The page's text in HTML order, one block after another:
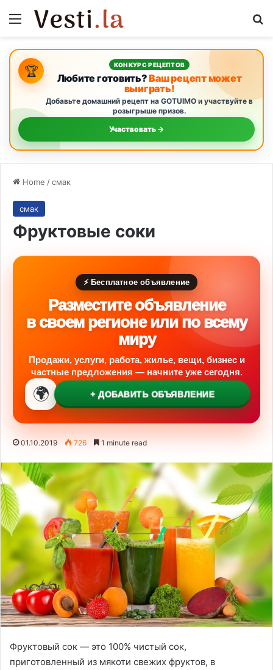
Menu
🏆 КОНКУРС РЕЦЕПТОВ
Любите готовить?Ваш рецепт может
выиграть!
Добавьте домашний рецепт на GOTUIMO и участвуйте в
розыгрыше призов.
Участвовать →
Home /смак
смак
Фруктовые соки
⚡ Бесплатное объявление
Разместите объявление
в своем регионе или по всему
миру
Продажи, услуги, работа, жилье, вещи, бизнес и
частные предложения — начните уже сегодня.
🌍 + ДОБАВИТЬ ОБЪЯВЛЕНИЕ
01.10.2019 726 1 minute read
Фруктовый сок — это 100% чистый сок,
приготовленный из мякоти свежих фруктов, в